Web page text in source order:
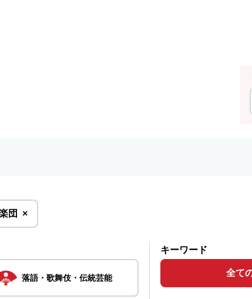
団
を
削
×
落語・歌舞伎・伝統芸能
キーワード
全て